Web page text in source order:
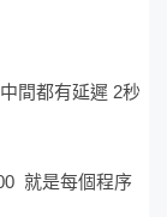
間都有延遲 2秒
就是每個程序